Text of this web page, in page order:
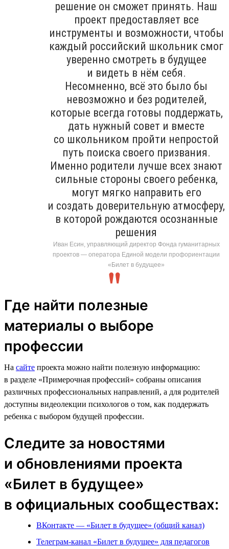
решение он сможет принять. Наш
проект предоставляет все
инструменты и возможности, чтобы
каждый российский школьник смог
уверенно смотреть в будущее
и видеть в нём себя.
Несомненно, всё это было бы
невозможно и без родителей,
которые всегда готовы поддержать,
дать нужный совет и вместе
со школьником пройти непростой
путь поиска своего призвания.
Именно родители лучше всех знают
сильные стороны своего ребенка,
могут мягко направить его
и создать доверительную атмосферу,
в которой рождаются осознанные
решения
Иван Есин, управляющий директор Фонда гуманитарных
проектов — оператора Единой модели профориентации
«Билет в будущее»
Где найти полезные
материалы о выборе
профессии
На сайте проекта можно найти полезную информацию:
в разделе «Примерочная профессий» собраны описания
различных профессиональных направлений, а для родителей
доступны видеолекции психологов о том, как поддержать
ребенка с выбором будущей профессии.
Следите за новостями
и обновлениями проекта
«Билет в будущее»
в официальных сообществах:
ВКонтакте — «Билет в будущее» (общий канал)
Телеграм-канал «Билет в будущее» для педагогов